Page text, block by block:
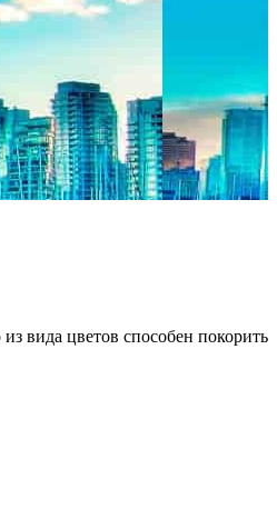
вида цветов способен покорить